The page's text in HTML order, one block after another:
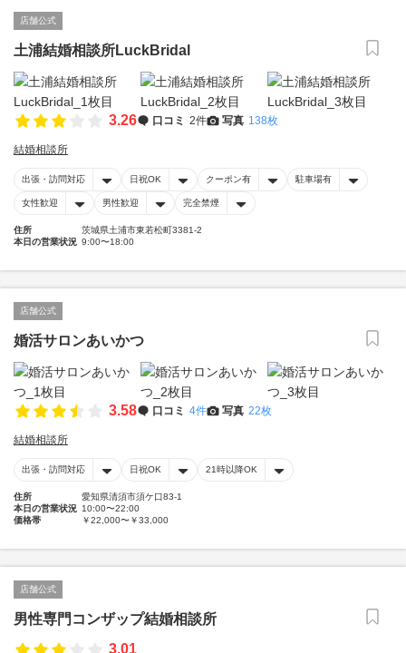
店舗公式
土浦結婚相談所LuckBridal
3.26 口コミ 2件 写真 138枚
結婚相談所
出張・訪問対応 日祝OK クーポン有 駐車場有
女性歓迎 男性歓迎 完全禁煙
住所
茨城県土浦市東若松町3381-2
本日の営業状況 9:00〜18:00
店舗公式
婚活サロンあいかつ
3.58 口コミ 4件 写真 22枚
結婚相談所
出張・訪問対応 日祝OK 21時以降OK
住所
愛知県清須市須ケ口83-1
本日の営業状況 10:00〜22:00
価格帯
￥22,000〜￥33,000
店舗公式
男性専門コンザップ結婚相談所
3.01